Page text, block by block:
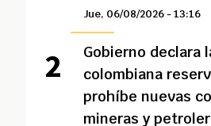
Jue, 06/08/2026 - 13:16
Gobierno declara
colombiana
prohíbe nuevas
mineras y